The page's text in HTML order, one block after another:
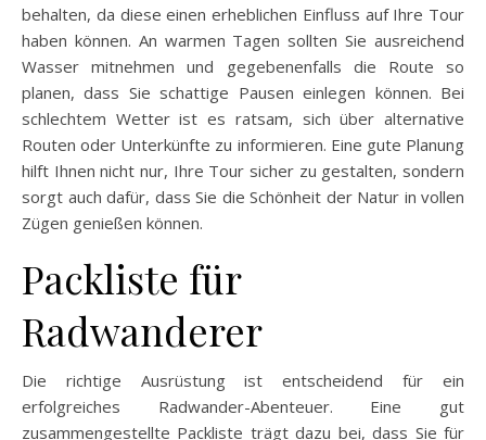
behalten, da diese einen erheblichen Einfluss auf Ihre Tour
haben können. An warmen Tagen sollten Sie ausreichend
Wasser mitnehmen und gegebenenfalls die Route so
planen, dass Sie schattige Pausen einlegen können. Bei
schlechtem Wetter ist es ratsam, sich über alternative
Routen oder Unterkünfte zu informieren. Eine gute Planung
hilft Ihnen nicht nur, Ihre Tour sicher zu gestalten, sondern
sorgt auch dafür, dass Sie die Schönheit der Natur in vollen
Zügen genießen können.
Packliste für
Radwanderer
Die richtige Ausrüstung ist entscheidend für ein
erfolgreiches Radwander-Abenteuer. Eine gut
zusammengestellte Packliste trägt dazu bei, dass Sie für